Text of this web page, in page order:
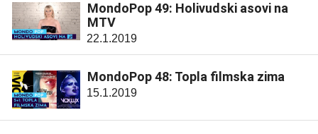
MondoPop 49: Holivudski asovi na
MTV
22.1.2019
MondoPop 48: Topla filmska zima
15.1.2019